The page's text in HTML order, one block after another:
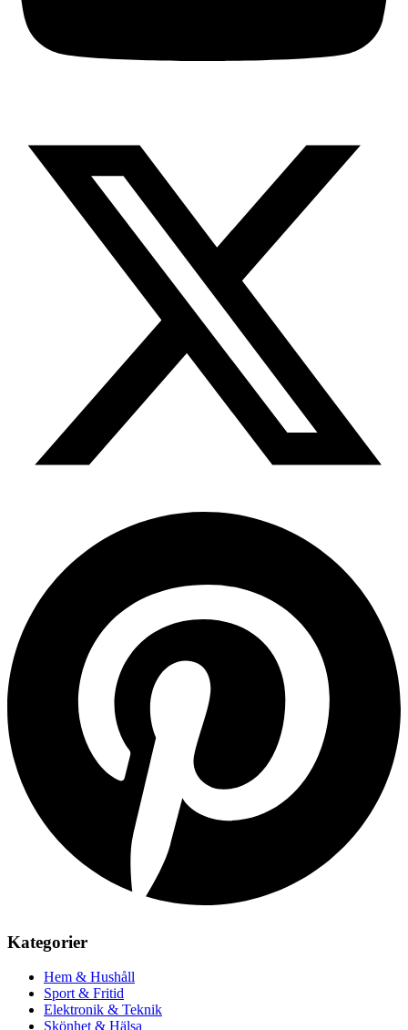
Kategorier
Hem & Hushåll
Sport & Fritid
Elektronik & Teknik
Skönhet & Hälsa